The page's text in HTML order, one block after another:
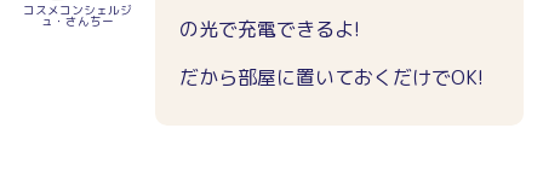
コスメコンシェルジ
ュ・さんちー
の光で充電できるよ!
だから部屋に置いておくだけでOK!